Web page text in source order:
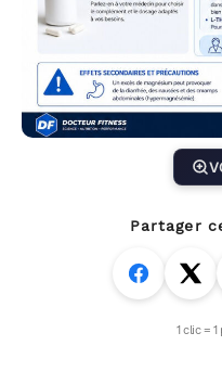
Partager